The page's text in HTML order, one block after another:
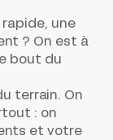
rapide, une
? On est à
bout du
terrain. On
: on
et votre